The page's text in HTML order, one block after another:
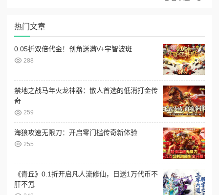
热门文章
0.05折双倍代金！创角送满V+宇智波斑
288
禁地之战马年火龙神器：散人首选的低消打金传
奇
259
海狼攻速无限刀：开启零门槛传奇新体验
255
《青丘》0.1折开启凡人流修仙，日送1万代币不
肝不氪